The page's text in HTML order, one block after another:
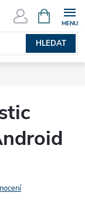
HLEDAT
NÁKUPNÍ
KOŠÍK